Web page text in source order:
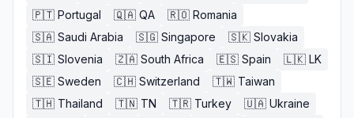
🇵🇹 Portugal 🇶🇦 QA 🇷🇴 Romania
🇸🇦 Saudi Arabia 🇸🇬 Singapore 🇸🇰 Slovakia
🇸🇮 Slovenia 🇿🇦 South Africa 🇪🇸 Spain 🇱🇰 LK
🇸🇪 Sweden 🇨🇭 Switzerland 🇹🇼 Taiwan
🇹🇭 Thailand 🇹🇳 TN 🇹🇷 Turkey 🇺🇦 Ukraine